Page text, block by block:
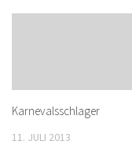
Karnevalsschlager
11. JULI 2013